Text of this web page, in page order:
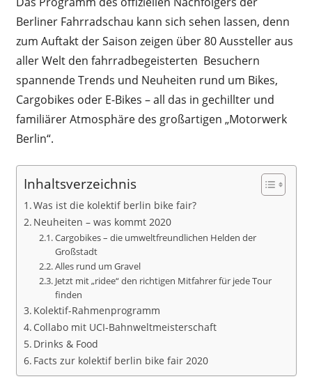
Berliner Fahrradschau kann sich sehen lassen, denn
zum Auftakt der Saison zeigen über 80 Aussteller aus
aller Welt den fahrradbegeisterten Besuchern
spannende Trends und Neuheiten rund um Bikes,
Cargobikes oder E-Bikes – all das in gechillter und
familiärer Atmosphäre des großartigen „Motorwerk
Berlin“.
Inhaltsverzeichnis
Was ist die kolektif berlin bike fair?
Neuheiten – was kommt 2020
Cargobikes – die umweltfreundlichen Helden der
Großstadt
Alles rund um Gravel
Jetzt mit „ridee“ den richtigen Mitfahrer für jede Tour
finden
Kolektif-Rahmenprogramm
Collabo mit UCI-Bahnweltmeisterschaft
Drinks & Food
Facts zur kolektif berlin bike fair 2020